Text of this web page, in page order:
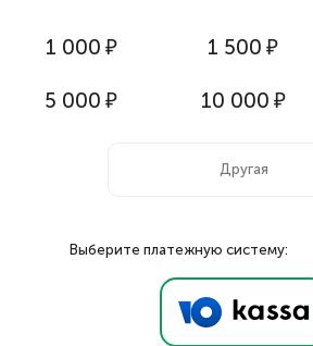
1 000 ₽ 1 500 ₽
5 000 ₽ 10 000 ₽
Выберите платежную систему: